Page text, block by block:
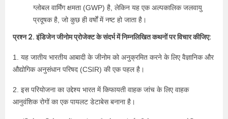
ग्लोबल वार्मिंग क्षमता (GWP) है, लेकिन यह एक अल्पकालिक जलवायु
प्रदूषक है, जो कुछ ही वर्षों में नष्ट हो जाता है।
प्रश्न 2. इंडिजेन जीनोम प्रोजेक्ट के संदर्भ में निम्नलिखित कथनों पर विचार कीजिए:
1. यह जातीय भारतीय आबादी के जीनोम को अनुक्रमित करने के लिए वैज्ञानिक और
औद्योगिक अनुसंधान परिषद (CSIR) की एक पहल है।
2. इस परियोजना का उद्देश्य भारत में किफायती वाहक जांच के लिए वाहक
आनुवंशिक रोगों का एक पायलट डेटाबेस बनाना है।